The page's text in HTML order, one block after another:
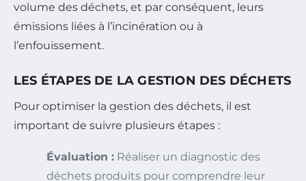
volume des déchets, et par conséquent, leurs
émissions liées à l’incinération ou à
l’enfouissement.
LES ÉTAPES DE LA GESTION DES DÉCHETS
Pour optimiser la gestion des déchets, il est
important de suivre plusieurs étapes :
Évaluation : Réaliser un diagnostic des
déchets produits pour comprendre leur